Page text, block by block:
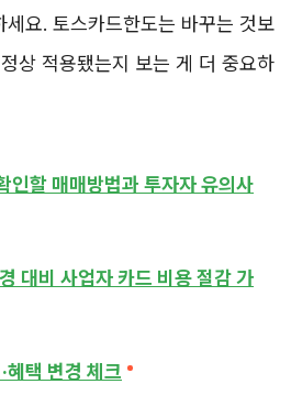
요. 토스카드한도는 바꾸는 것보
상 적용됐는지 보는 게 더 중요하
인할 매매방법과 투자자 유의사
대비 사업자 카드 비용 절감 가
혜택 변경 체크